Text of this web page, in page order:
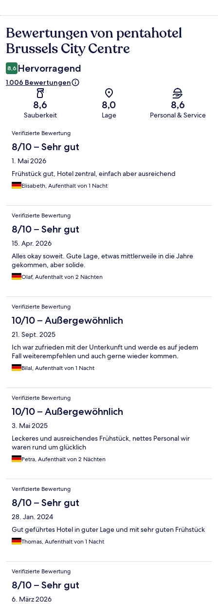
Bewertungen
Bewertungen von pentahotel
Brussels City Centre
8,6 Hervorragend
1.006 Bewertungen
8,6
Sauberkeit
8,0
Lage
8,6
Personal & Service
Bewertungen
Verifizierte Bewertung
8/10 – Sehr gut
1. Mai 2026
Frühstück gut, Hotel zentral, einfach aber ausreichend
Elisabeth, Aufenthalt von 1 Nacht
Verifizierte Bewertung
8/10 – Sehr gut
15. Apr. 2026
Alles okay soweit. Gute Lage, etwas mittlerweile in die Jahre
gekommen, aber solide.
Olaf, Aufenthalt von 2 Nächten
Verifizierte Bewertung
10/10 – Außergewöhnlich
21. Sept. 2025
Ich war zufrieden mit der Unterkunft und werde es auf jedem
Fall weiterempfehlen und auch gerne wieder kommen.
Bilal, Aufenthalt von 1 Nacht
Verifizierte Bewertung
10/10 – Außergewöhnlich
3. Mai 2025
Leckeres und ausreichendes Frühstück, nettes Personal wir
waren rund um glücklich
Petra, Aufenthalt von 2 Nächten
Verifizierte Bewertung
8/10 – Sehr gut
28. Jan. 2024
Gut geführtes Hotel in guter Lage und mit sehr guten Frühstück
Thomas, Aufenthalt von 1 Nacht
Verifizierte Bewertung
8/10 – Sehr gut
6. März 2026